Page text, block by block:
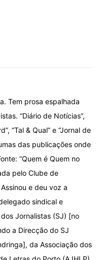
Tem prosa espalhada
“Diário de Notícias”,
“Tal & Qual” e “Jornal de
das publicações onde
“Quem é Quem no
pelo Clube de
e deu voz a
sindical e
Jornalistas (SJ) [no
a Direcção do SJ
da Associação dos